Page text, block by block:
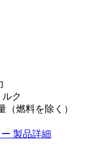
ク
（燃料を除く）
製品詳細